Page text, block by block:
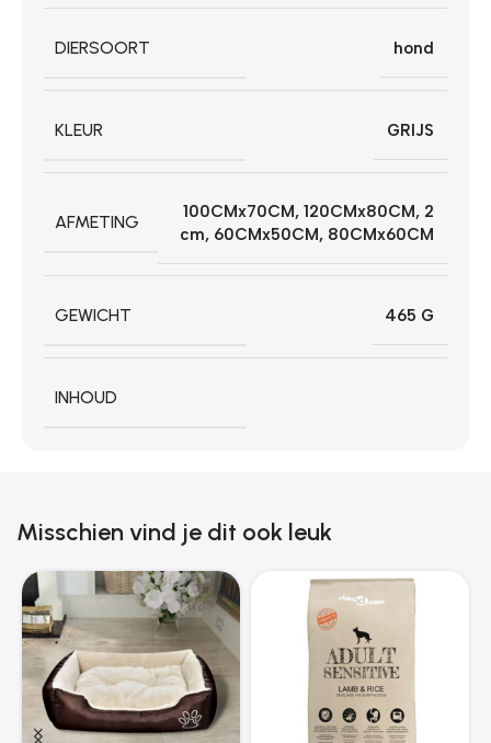
DIERSOORT hond
KLEUR GRIJS
AFMETING
100CMx70CM, 120CMx80CM, 2
cm, 60CMx50CM, 80CMx60CM
GEWICHT 465 G
INHOUD
Misschien vind je dit ook leuk